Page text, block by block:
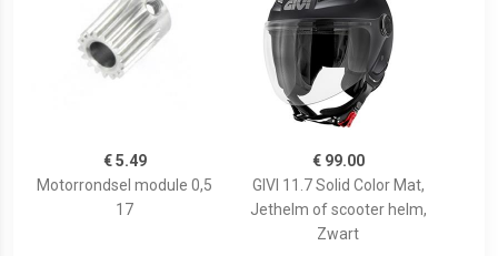
€ 5.49
Motorrondsel module 0,5
17
€ 99.00
GIVI 11.7 Solid Color Mat,
Jethelm of scooter helm,
Zwart